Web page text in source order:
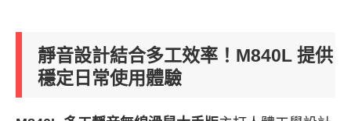
靜音設計結合多工效率！M840L 提供
穩定日常使用體驗